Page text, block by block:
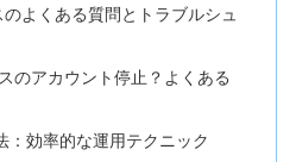
よくある質問とトラブルシュ
のアカウント停止？よくある
：効率的な運用テクニック